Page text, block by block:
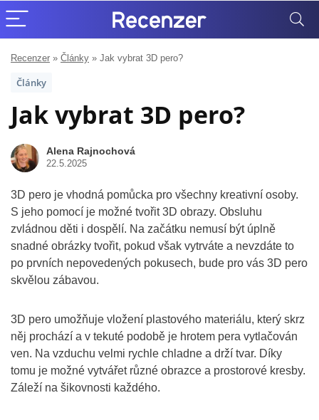
Recenzer » Články » Jak vybrat 3D pero?
Články
Jak vybrat 3D pero?
Alena Rajnochová
22.5.2025
3D pero je vhodná pomůcka pro všechny kreativní osoby.
S jeho pomocí je možné tvořit 3D obrazy. Obsluhu
zvládnou děti i dospělí. Na začátku nemusí být úplně
snadné obrázky tvořit, pokud však vytrváte a nevzdáte to
po prvních nepovedených pokusech, bude pro vás 3D pero
skvělou zábavou.
3D pero umožňuje vložení plastového materiálu, který skrz
něj prochází a v tekuté podobě je hrotem pera vytlačován
ven. Na vzduchu velmi rychle chladne a drží tvar. Díky
tomu je možné vytvářet různé obrazce a prostorové kresby.
Záleží na šikovnosti každého.